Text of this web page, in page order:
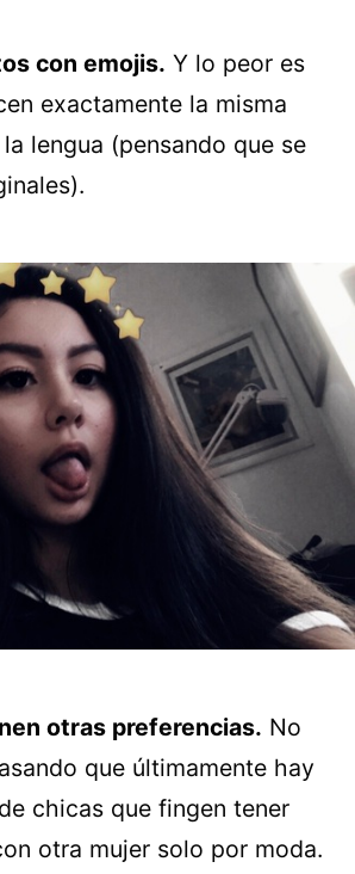
con emojis. Y lo peor es
exactamente la misma
lengua (pensando que se
otras preferencias. No
que últimamente hay
chicas que fingen tener
otra mujer solo por moda.